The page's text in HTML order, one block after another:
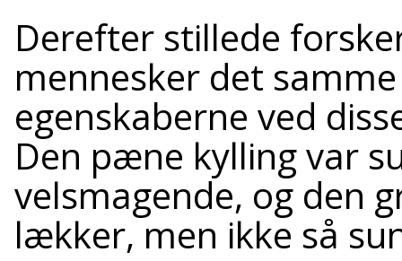
Derefter stillede
mennesker det
egenskaberne ved
Den pæne kylling var
velsmagende, og den
lækker, men ikke så